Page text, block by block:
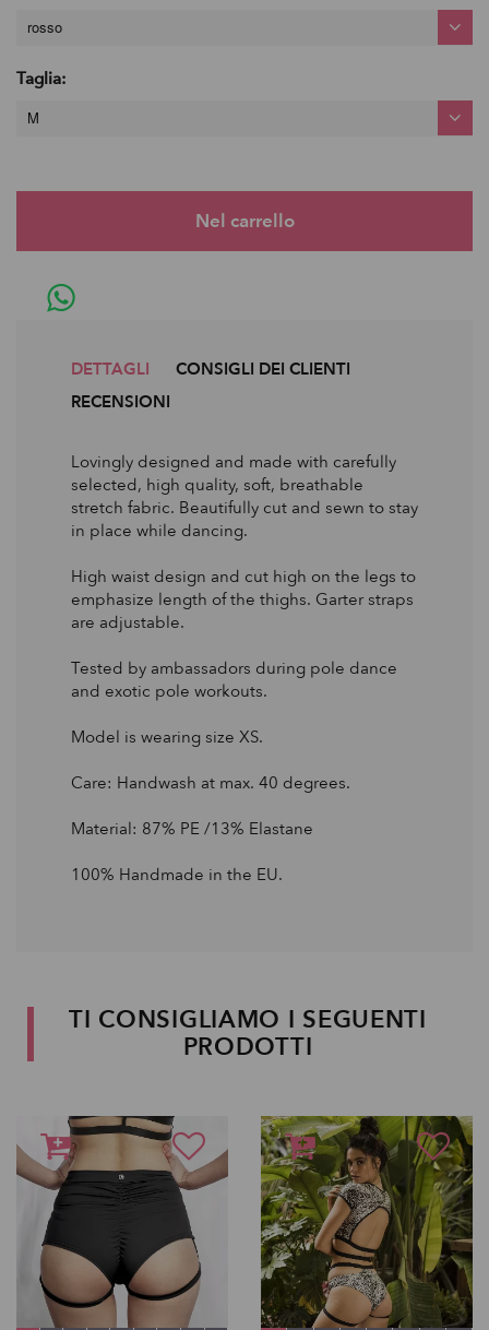
rosso
Taglia:
M
DETTAGLI
CONSIGLI DEI CLIENTI
RECENSIONI
Lovingly designed and made with carefully
selected, high quality, soft, breathable
stretch fabric. Beautifully cut and sewn to stay
in place while dancing.
High waist design and cut high on the legs to
emphasize length of the thighs. Garter straps
are adjustable.
Tested by ambassadors during pole dance
and exotic pole workouts.
Model is wearing size XS.
Care: Handwash at max. 40 degrees.
Material: 87% PE /13% Elastane
100% Handmade in the EU.
TI CONSIGLIAMO I SEGUENTI
PRODOTTI